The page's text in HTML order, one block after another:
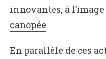
innovantes, à
canopée.
En parallèle de ces